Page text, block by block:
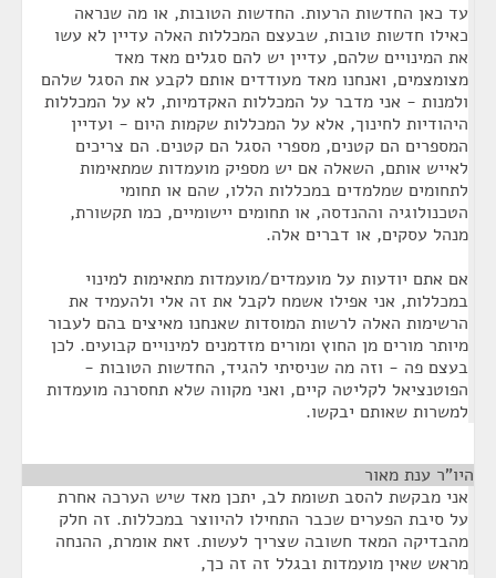
עד כאן החדשות הרעות. החדשות הטובות, או מה שנראה
כאילו חדשות טובות, שבעצם המכללות האלה עדיין לא עשו
את המינויים שלהם, עדיין יש להם סגלים מאד מאד
מצומצמים, ואנחנו מאד מעודדים אותם לקבע את הסגל שלהם
ולמנות - אני מדבר על המכללות האקדמיות, לא על המכללות
היהודיות לחינוך, אלא על המכללות שקמות היום - ועדיין
המספרים הם קטנים, מספרי הסגל הם קטנים. הם צריכים
לאייש אותם, השאלה אם יש מספיק מועמדות שמתאימות
לתחומים שמלמדים במכללות הללו, שהם או תחומי
הטכנולוגיה וההנדסה, או תחומים יישומיים, כמו תקשורת,
מנהל עסקים, או דברים אלה.
אם אתם יודעות על מועמדים/מועמדות מתאימות למינוי
במכללות, אני אפילו אשמח לקבל את זה אלי ולהעמיד את
הרשימות האלה לרשות המוסדות שאנחנו מאיצים בהם לעבור
מיותר מורים מן החוץ ומורים מזדמנים למינויים קבועים. לכן
בעצם פה - וזה מה שניסיתי להגיד, החדשות הטובות -
הפוטנציאל לקליטה קיים, ואני מקווה שלא תחסרנה מועמדות
למשרות שאותם יבקשו.
היו"ר ענת מאור
אני מבקשת להסב תשומת לב, יתכן מאד שיש הערכה אחרת
על סיבת הפערים שכבר התחילו להיווצר במכללות. זה חלק
מהבדיקה המאד חשובה שצריך לעשות. זאת אומרת, ההנחה
מראש שאין מועמדות ובגלל זה זה כך,